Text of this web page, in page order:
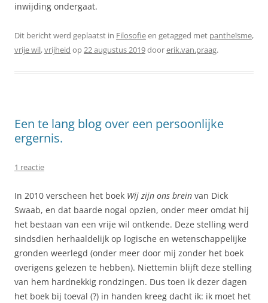
inwijding ondergaat.
Dit bericht werd geplaatst in Filosofieen getagged met pantheïsme,
vrije wil,vrijheid op22 augustus 2019doorerik.van.praag.
Een te lang blog over een persoonlijke
ergernis.
1 reactie
In 2010 verscheen het boek Wij zijn ons brein van Dick
Swaab, en dat baarde nogal opzien, onder meer omdat hij
het bestaan van een vrije wil ontkende. Deze stelling werd
sindsdien herhaaldelijk op logische en wetenschappelijke
gronden weerlegd (onder meer door mij zonder het boek
overigens gelezen te hebben). Niettemin blijft deze stelling
van hem hardnekkig rondzingen. Dus toen ik dezer dagen
het boek bij toeval (?) in handen kreeg dacht ik: ik moet het